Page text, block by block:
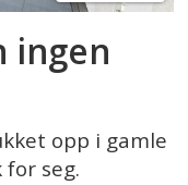
ingen
opp i gamle
seg.